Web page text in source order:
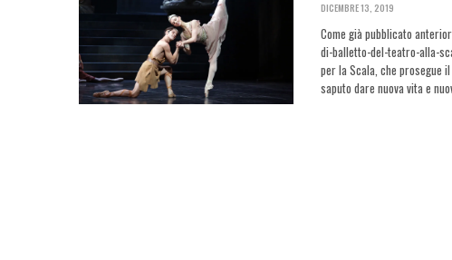
DICEMBRE 13, 2019
Come già pubblicato
di-balletto-del-teatro-alla-
per la Scala, che prosegue
saputo dare nuova vita e